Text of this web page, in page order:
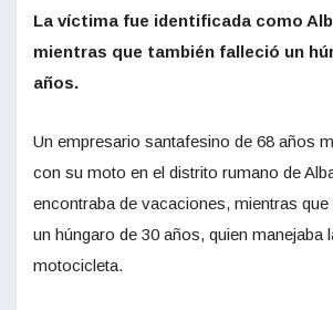
La víctima fue identificada como
mientras que también falleció un
años.
Un empresario santafesino de 68 años
con su moto en el distrito rumano de
encontraba de vacaciones, mientras
un húngaro de 30 años, quien manejaba
motocicleta.